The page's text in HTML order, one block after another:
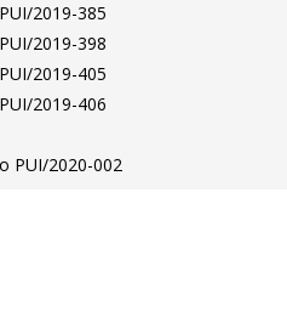
2019-385
2019-398
2019-405
2019-406
PUI/2020-002